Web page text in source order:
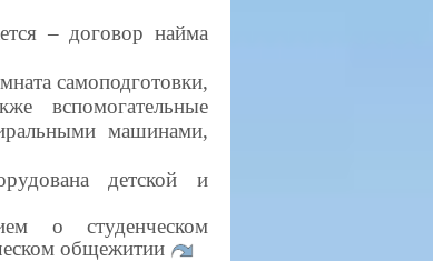
– договор найма
самоподготовки,
вспомогательные
машинами,
детской и
о студенческом
общежитии